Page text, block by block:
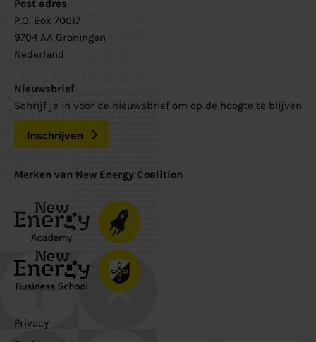
Post adres
P.O. Box 70017
9704 AA Groningen
Nederland
Nieuwsbrief
Schrijf je in voor de nieuwsbrief om op de hoogte te blijven
Inschrijven
Merken van New Energy Coalition
Privacy